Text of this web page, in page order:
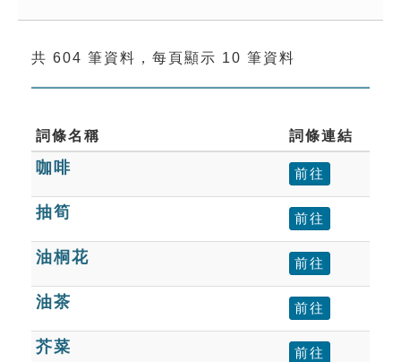
成語故事
索引選單
單字索引
生命大百科索引
遊戲專區
教學應用
貓頭鷹博士
共 604 筆資料，每頁顯示 10 筆資料
詞條名稱 詞條連結
咖啡 前往
抽筍 前往
油桐花 前往
油茶 前往
芥菜 前往